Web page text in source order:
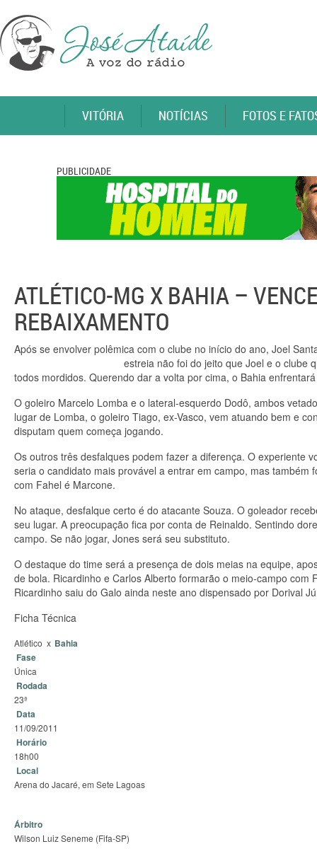
VITÓRIA NOTÍCIAS FOTOS E
PUBLICIDADE
ATLÉTICO-MG X BAHIA –
REBAIXAMENTO
Após se envolver polêmica com o clube no início do ano, Joel
estreia não foi do jeito que Joel e o clube
todos mordidos. Querendo dar a volta por cima, o Bahia
O goleiro Marcelo Lomba e o lateral-esquerdo Dodô, ambos
lugar de Lomba, o goleiro Tiago, ex-Vasco, vem atuando bem e
disputam quem começa jogando.
Os outros três desfalques podem fazer a diferença. O experiente
seria o candidato mais provável a entrar em campo, mas
com Fahel é Marcone.
No ataque, desfalque certo é do atacante Souza. O goleador
seu lugar. A preocupação fica por conta de Reinaldo. Sentindo
campo. Se não jogar, Jones será seu substituto.
O destaque do time será a presença de dois meias na equipe,
de bola. Ricardinho e Carlos Alberto formarão o meio-campo
Ricardinho saiu do Galo ainda neste ano dispensado por Dorival
Ficha Técnica
Atlético x Bahia
Fase
Única
Rodada
23ª
Data
11/09/2011
Horário
18h00
Local
Arena do Jacaré, em Sete Lagoas
Árbitro
Wilson Luiz Seneme (Fifa-SP)